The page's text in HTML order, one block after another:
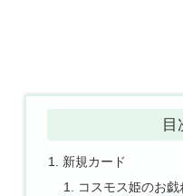
目
新規カード
コスモス姫のお